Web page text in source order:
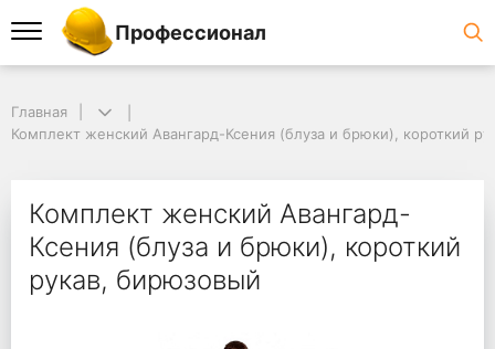
Профессионал
Главная
Комплект женский Авангард-Ксения (блуза и брюки), короткий
Комплект женский Авангард-
Ксения (блуза и брюки), короткий
рукав, бирюзовый